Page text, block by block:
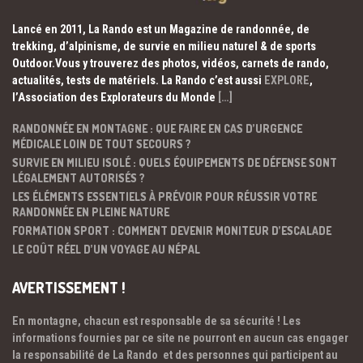
Lancé en 2011, La Rando est un Magazine de randonnée, de
trekking, d’alpinisme, de survie en milieu naturel & de sports
Outdoor.Vous y trouverez des photos, vidéos, carnets de rando,
actualités, tests de matériels. La Rando c’est aussi EXPLORE,
l’Association des Explorateurs du Monde […]
RANDONNÉE EN MONTAGNE : QUE FAIRE EN CAS D’URGENCE
MÉDICALE LOIN DE TOUT SECOURS ?
SURVIE EN MILIEU ISOLÉ : QUELS ÉQUIPEMENTS DE DÉFENSE SONT
LÉGALEMENT AUTORISÉS ?
LES ÉLÉMENTS ESSENTIELS À PRÉVOIR POUR RÉUSSIR VOTRE
RANDONNÉE EN PLEINE NATURE
FORMATION SPORT : COMMENT DEVENIR MONITEUR D’ESCALADE
LE COÛT RÉEL D’UN VOYAGE AU NÉPAL
AVERTISSEMENT !
En montagne, chacun est responsable de sa sécurité ! Les
informations fournies par ce site ne pourront en aucun cas engager
la responsabilité de La Rando et des personnes qui participent au